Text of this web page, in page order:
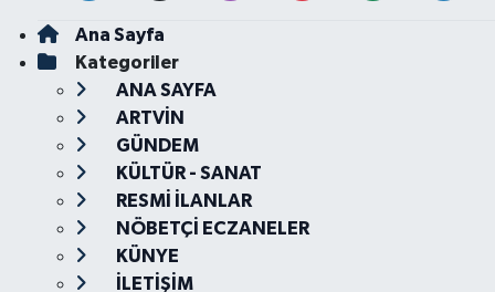
Ana Sayfa
Kategoriler
ANA SAYFA
ARTVİN
GÜNDEM
KÜLTÜR - SANAT
RESMİ İLANLAR
NÖBETÇİ ECZANELER
KÜNYE
İLETİŞİM